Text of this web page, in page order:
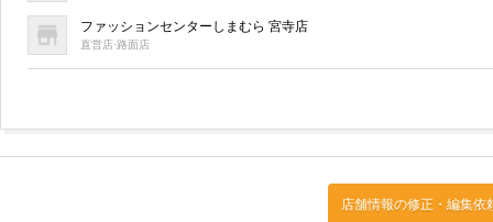
ファッションセンターしまむら 宮寺店
直営店·路面店
店舗情報の修正・編集依